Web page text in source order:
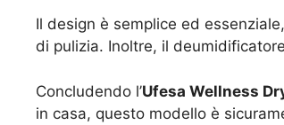
Il design è semplice ed
di pulizia. Inoltre, il
Concludendo l’Ufesa Wellness
in casa, questo modello è